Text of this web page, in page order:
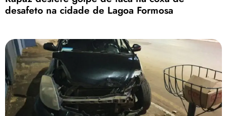
desafeto na cidade de Lagoa Formosa